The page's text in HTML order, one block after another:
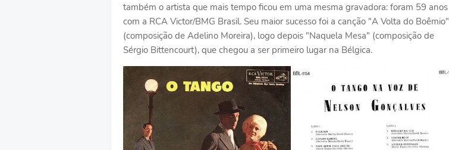
também o artista que mais tempo ficou em uma mesma gravadora: foram 59 anos
com a RCA Victor/BMG Brasil. Seu maior sucesso foi a canção "A Volta do Boêmio"
(composição de Adelino Moreira), logo depois "Naquela Mesa" (composição de
Sérgio Bittencourt), que chegou a ser primeiro lugar na Bélgica.